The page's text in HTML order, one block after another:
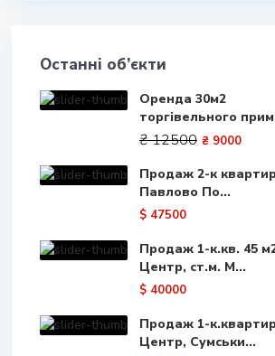
Останні об’єкти
Оренда 30м2
торгівельного
₴ 12500 ₴ 9000
Продаж 2-к
Павлово По...
$ 47500
Продаж 1-к.кв. 45
Центр, ст.м. М...
$ 40000
Продаж 1-
Центр, Сумськи...